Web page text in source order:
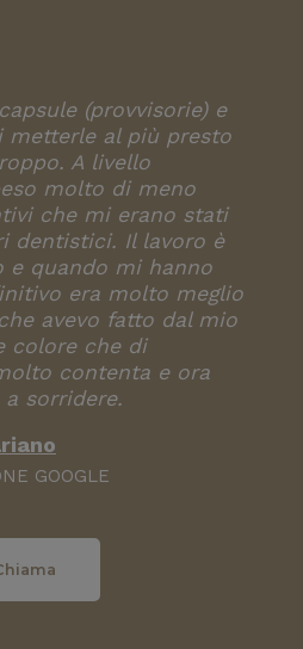
(provvisorie) e
metterle al più presto
A livello
molto di meno
che mi erano stati
dentistici. Il lavoro è
e quando mi hanno
era molto meglio
avevo fatto dal mio
colore che di
contenta e ora
sorridere.
GOOGLE